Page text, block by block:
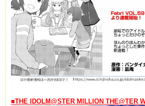
■THE IDOLM@STER MILLION THE@TER